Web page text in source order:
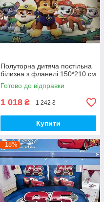
Полуторна дитяча постільна
білизна з фланелі 150*210 см
Готово до відправки
1 018 ₴ 1 242 ₴
Купити
–18%